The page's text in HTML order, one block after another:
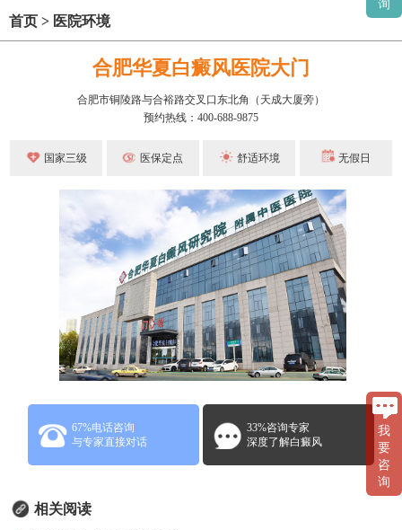
首页 > 医院环境
合肥华夏白癜风医院大门
合肥市铜陵路与合裕路交叉口东北角（天成大厦旁）
预约热线：400-688-9875
国家三级 医保定点 舒适环境 无假日
67%电话咨询
与专家直接对话
33%咨询专家
深度了解白癜风
相关阅读
我
要
咨
询
询